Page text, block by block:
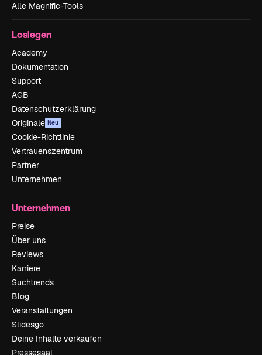
Alle Magnific-Tools
Loslegen
Academy
Dokumentation
Support
AGB
Datenschutzerklärung
Originale Neu
Cookie-Richtlinie
Vertrauenszentrum
Partner
Unternehmen
Unternehmen
Preise
Über uns
Reviews
Karriere
Suchtrends
Blog
Veranstaltungen
Slidesgo
Deine Inhalte verkaufen
Pressesaal